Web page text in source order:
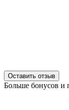
Оставить отзыв
Больше бонусов и